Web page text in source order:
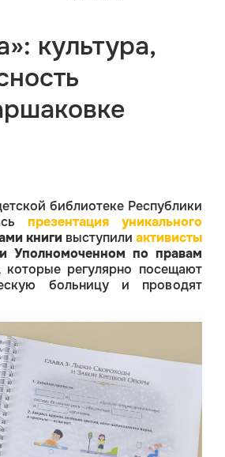
культура,
библиотеке Республики
презентация уникального
книги выступили активисты
Уполномоченном по правам
регулярно посещают
больницу и проводят